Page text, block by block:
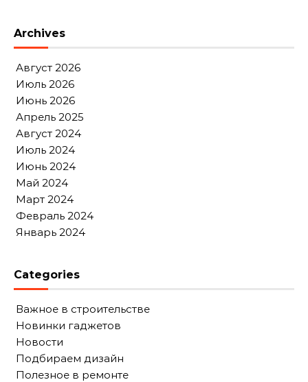
Archives
Август 2026
Июль 2026
Июнь 2026
Апрель 2025
Август 2024
Июль 2024
Июнь 2024
Май 2024
Март 2024
Февраль 2024
Январь 2024
Categories
Важное в строительстве
Новинки гаджетов
Новости
Подбираем дизайн
Полезное в ремонте